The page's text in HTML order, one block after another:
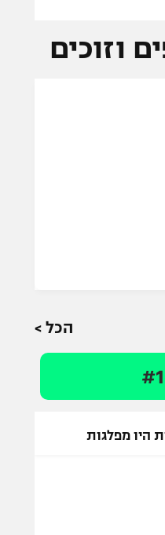
וזוכים
הכל >
#1
היו מפלגות